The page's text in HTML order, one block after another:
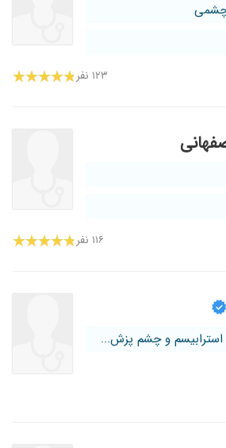
چشمی
۱۲۳ نفر
۱۱۶ نفر
و چشم پزش...